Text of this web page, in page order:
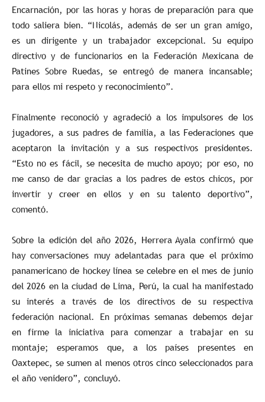
Encarnación, por las horas y horas de preparación para que
todo saliera bien. “Nicolás, además de ser un gran amigo,
es un dirigente y un trabajador excepcional. Su equipo
directivo y de funcionarios en la Federación Mexicana de
Patines Sobre Ruedas, se entregó de manera incansable;
para ellos mi respeto y reconocimiento”.
Finalmente reconoció y agradeció a los impulsores de los
jugadores, a sus padres de familia, a las Federaciones que
aceptaron la invitación y a sus respectivos presidentes.
“Esto no es fácil, se necesita de mucho apoyo; por eso, no
me canso de dar gracias a los padres de estos chicos, por
invertir y creer en ellos y en su talento deportivo”,
comentó.
Sobre la edición del año 2026, Herrera Ayala confirmó que
hay conversaciones muy adelantadas para que el próximo
panamericano de hockey línea se celebre en el mes de junio
del 2026 en la ciudad de Lima, Perú, la cual ha manifestado
su interés a través de los directivos de su respectiva
federación nacional. En próximas semanas debemos dejar
en firme la iniciativa para comenzar a trabajar en su
montaje; esperamos que, a los países presentes en
Oaxtepec, se sumen al menos otros cinco seleccionados para
el año venidero”, concluyó.